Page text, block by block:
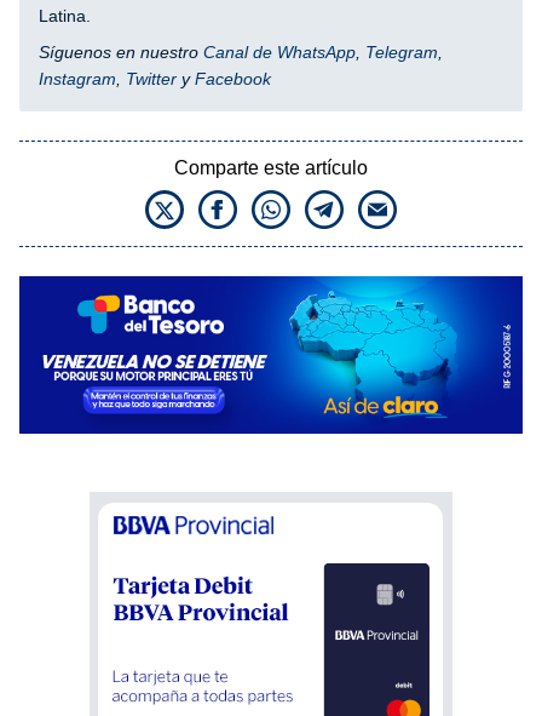
Latina.
Síguenos en nuestro Canal de WhatsApp Telegram
Instagram
Twitter yFacebook
Comparte este artículo